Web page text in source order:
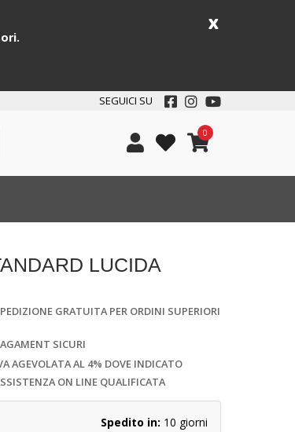
x
SEGUICI SU
0
LUCIDA
GRATUITA PER ORDINI SUPERIORI
SICURI
AGEVOLATA AL 4% DOVE INDICATO
ON LINE QUALIFICATA
Spedito in: 10 giorni